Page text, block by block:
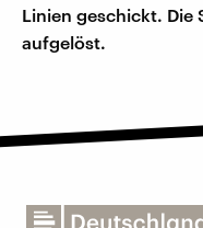
Linien geschickt. Die
aufgelöst.